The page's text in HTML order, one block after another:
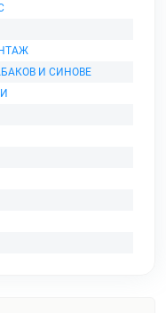
И СИНОВЕ